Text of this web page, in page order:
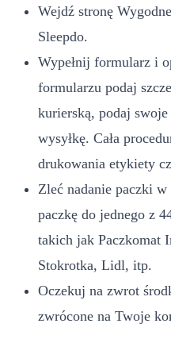
Wejdź stronę
Sleepdo.
Wypełnij formularz i
formularzu podaj
kurierską, podaj swoje
wysyłkę. Cała
drukowania etykiety
Zleć nadanie paczki
paczkę do jednego z
takich jak Paczkomat
Stokrotka, Lidl, itp.
Oczekuj na zwrot
zwrócone na Twoje